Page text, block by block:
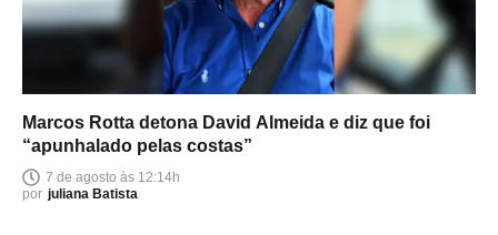
Marcos Rotta detona David Almeida e diz que foi
“apunhalado pelas costas”
7 de agosto às 12:14h
por juliana Batista